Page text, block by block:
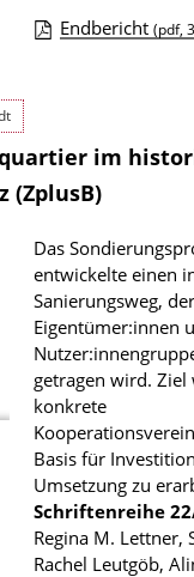
n
n
l
a
d
s
z
u
r
P
u
b
l
Endbericht (pdf,
im
(ZplusB)
Das
entwickelte einen
Sanierungsweg,
Eigentümer:innen
getragen wird. Ziel
konkrete
Basis für
Umsetzung zu
Schriftenreihe
Regina M. Lettner,
Rachel Leutgöb,